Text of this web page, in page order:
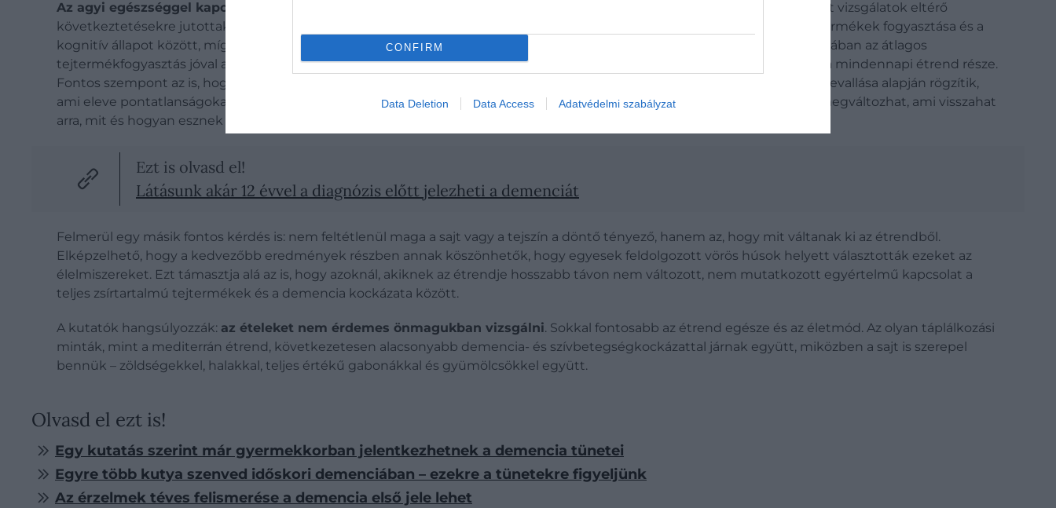
CONFIRM
Data Deletion Data Access Adatvédelmi szabályzat
Az agyi egészséggel kapcsolatos eredmények ugyanakkor messze nem egységesek
. A különböző országokban végzett vizsgálatok eltérő
következtetésekre jutottak. Az ázsiai populációkban készült kutatások gyakrabban mutattak ki pozitív összefüggést a tejtermékek fogyasztása és a
kognitív állapot között, míg az európai vizsgálatok eredményei sokkal vegyesebbek. Ennek egyik lehetséges oka, hogy Ázsiában az átlagos
tejtermékfogyasztás jóval alacsonyabb, így a mérsékelt mennyiségek más hatást fejthetnek ki, mint ott, ahol a sajt és a tej a mindennapi étrend része.
Fontos szempont az is, hogy ezek a kutatások megfigyeléses jellegűek. Az étrendi adatokat jellemzően a résztvevők saját bevallása alapján rögzítik,
ami eleve pontatlanságokat hordoz. Ráadásul a demencia korai szakaszában az étvágy, az ételválasztás és az emlékezet is megváltozhat, ami visszahat
arra, mit és hogyan esznek az érintettek – írja a
Ezt is olvasd el!
Látásunk akár 12 évvel a diagnózis előtt jelezheti a demenciát
Felmerül egy másik fontos kérdés is: nem feltétlenül maga a sajt vagy a tejszín a döntő tényező, hanem az, hogy mit váltanak ki az étrendből.
Elképzelhető, hogy a kedvezőbb eredmények részben annak köszönhetők, hogy egyesek feldolgozott vörös húsok helyett választották ezeket az
élelmiszereket. Ezt támasztja alá az is, hogy azoknál, akiknek az étrendje hosszabb távon nem változott, nem mutatkozott egyértelmű kapcsolat a
teljes zsírtartalmú tejtermékek és a demencia kockázata között.
A kutatók hangsúlyozzák: az ételeket nem érdemes önmagukban vizsgálni. Sokkal fontosabb az étrend egésze és az életmód. Az olyan táplálkozási
minták, mint a mediterrán étrend, következetesen alacsonyabb demencia- és szívbetegségkockázattal járnak együtt, miközben a sajt is szerepel
bennük – zöldségekkel, halakkal, teljes értékű gabonákkal és gyümölcsökkel együtt.
Olvasd el ezt is!
Egy kutatás szerint már gyermekkorban jelentkezhetnek a demencia tünetei
Egyre több kutya szenved időskori demenciában – ezekre a tünetekre figyeljünk
Az érzelmek téves felismerése a demencia első jele lehet